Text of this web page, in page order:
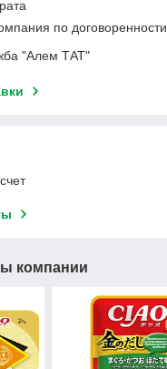
по договоренности.
"Алем ТАТ"
компании